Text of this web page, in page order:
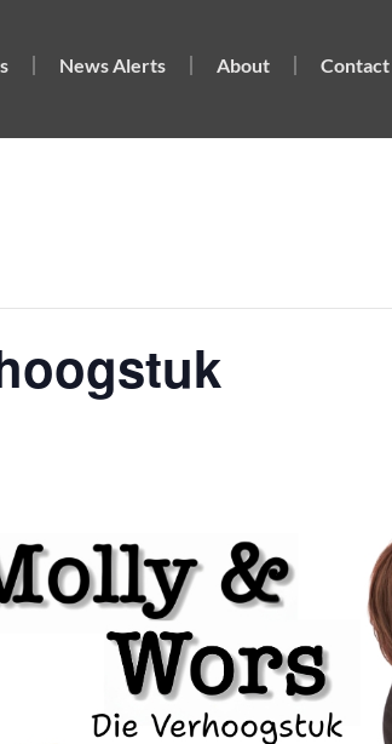
News Alerts About Contact